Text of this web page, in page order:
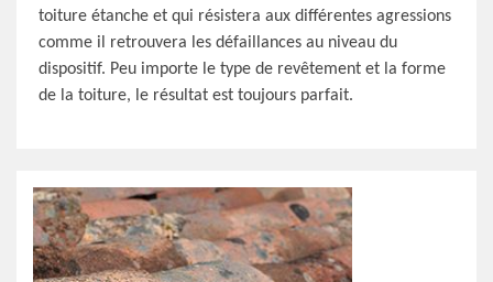
toiture étanche et qui résistera aux différentes agressions
comme il retrouvera les défaillances au niveau du
dispositif. Peu importe le type de revêtement et la forme
de la toiture, le résultat est toujours parfait.